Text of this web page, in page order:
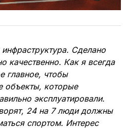
Сделано
качественно. Как я всегда
главное, чтобы
объекты, которые
эксплуатировали.
24 на 7 люди должны
спортом. Интерес